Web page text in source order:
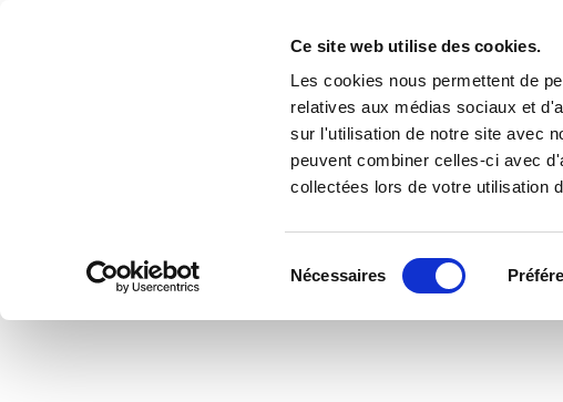
Ce site web utilise des cookies.
Les cookies nous permettent de
relatives aux médias sociaux et
sur l'utilisation de notre site avec
peuvent combiner celles-ci avec
collectées lors de votre utilisation
du
Nécessaires
S U I V E Z
E B O O K
Accueil